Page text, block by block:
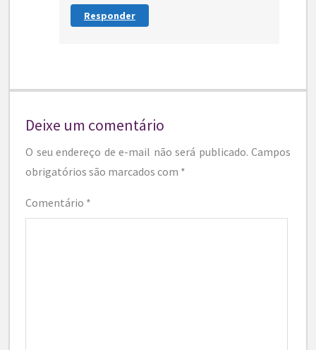
Responder
Deixe um comentário
O seu endereço de e-mail não será publicado. Campos
obrigatórios são marcados com *
Comentário *